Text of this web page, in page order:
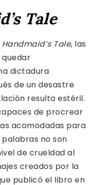
Tale
Handmaid’s Tale, las
quedar
dictadura
de un desastre
resulta estéril.
de procrear
acomodadas para
no son
de crueldad al
creados por la
publicó el libro en